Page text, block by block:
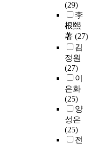
(29)
李
根熙
著 (27)
김
정원
(27)
이
은화
(25)
양
성은
(25)
전